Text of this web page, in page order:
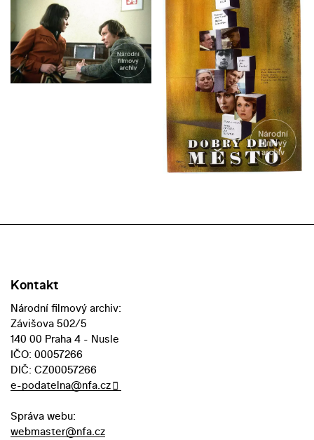
Kontakt
Národní filmový archiv:
Závišova 502/5
140 00 Praha 4 - Nusle
IČO: 00057266
DIČ: CZ00057266
e-podatelna@nfa.cz
Správa webu:
webmaster@nfa.cz